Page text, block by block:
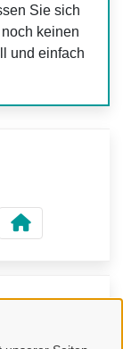
Sie sich
keinen
und einfach